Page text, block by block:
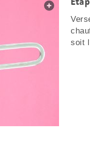
soit